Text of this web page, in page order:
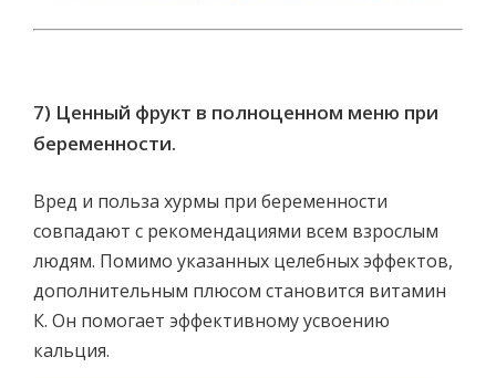
7) Ценный фрукт в полноценном меню при
беременности.
Вред и польза хурмы при беременности
совпадают с рекомендациями всем взрослым
людям. Помимо указанных целебных эффектов,
дополнительным плюсом становится витамин
К. Он помогает эффективному усвоению
кальция.